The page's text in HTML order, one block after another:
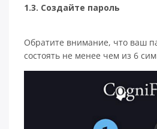
1.3. Создайте пароль
Обратите внимание, что ваш
состоять не менее чем из 6